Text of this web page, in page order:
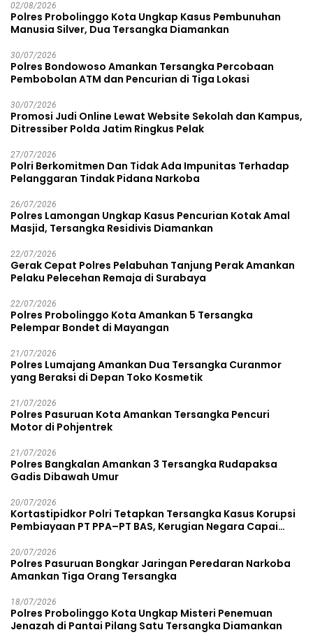
02/08/2026
Polres Probolinggo Kota Ungkap Kasus Pembunuhan
Manusia Silver, Dua Tersangka Diamankan
30/07/2026
Polres Bondowoso Amankan Tersangka Percobaan
Pembobolan ATM dan Pencurian di Tiga Lokasi
30/07/2026
Promosi Judi Online Lewat Website Sekolah dan Kampus,
Ditressiber Polda Jatim Ringkus Pelak
27/07/2026
Polri Berkomitmen Dan Tidak Ada Impunitas Terhadap
Pelanggaran Tindak Pidana Narkoba
26/07/2026
Polres Lamongan Ungkap Kasus Pencurian Kotak Amal
Masjid, Tersangka Residivis Diamankan
22/07/2026
Gerak Cepat Polres Pelabuhan Tanjung Perak Amankan
Pelaku Pelecehan Remaja di Surabaya
22/07/2026
Polres Probolinggo Kota Amankan 5 Tersangka
Pelempar Bondet di Mayangan
21/07/2026
Polres Lumajang Amankan Dua Tersangka Curanmor
yang Beraksi di Depan Toko Kosmetik
21/07/2026
Polres Pasuruan Kota Amankan Tersangka Pencuri
Motor di Pohjentrek
21/07/2026
Polres Bangkalan Amankan 3 Tersangka Rudapaksa
Gadis Dibawah Umur
20/07/2026
Kortastipidkor Polri Tetapkan Tersangka Kasus Korupsi
Pembiayaan PT PPA–PT BAS, Kerugian Negara Capai
20/07/2026
Polres Pasuruan Bongkar Jaringan Peredaran Narkoba
Amankan Tiga Orang Tersangka
18/07/2026
Polres Probolinggo Kota Ungkap Misteri Penemuan
Jenazah di Pantai Pilang Satu Tersangka Diamankan